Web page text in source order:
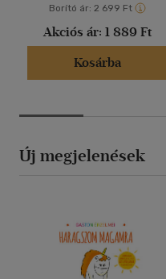
Borító ár: 2 699 Ft
Akciós ár: 1 889 Ft
Kosárba
Új megjelenések